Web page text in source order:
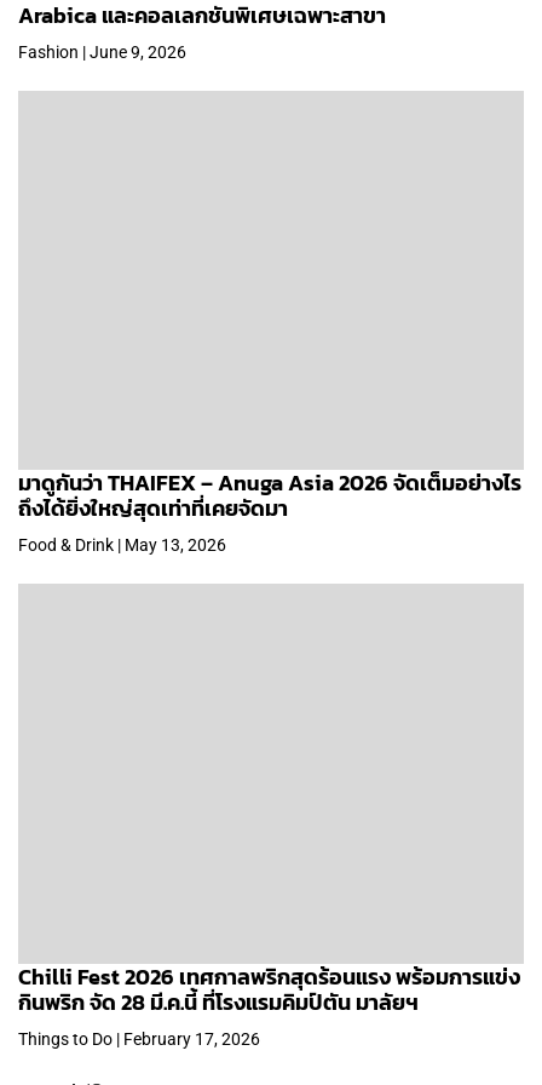
Arabica และคอลเลกชันพิเศษเฉพาะสาขา
Fashion | June 9, 2026
มาดูกันว่า THAIFEX – Anuga Asia 2026 จัดเต็มอย่างไร
ถึงได้ยิ่งใหญ่สุดเท่าที่เคยจัดมา
Food & Drink | May 13, 2026
Chilli Fest 2026 เทศกาลพริกสุดร้อนแรง พร้อมการแข่ง
กินพริก จัด 28 มี.ค.นี้ ที่โรงแรมคิมป์ตัน มาลัยฯ
Things to Do | February 17, 2026